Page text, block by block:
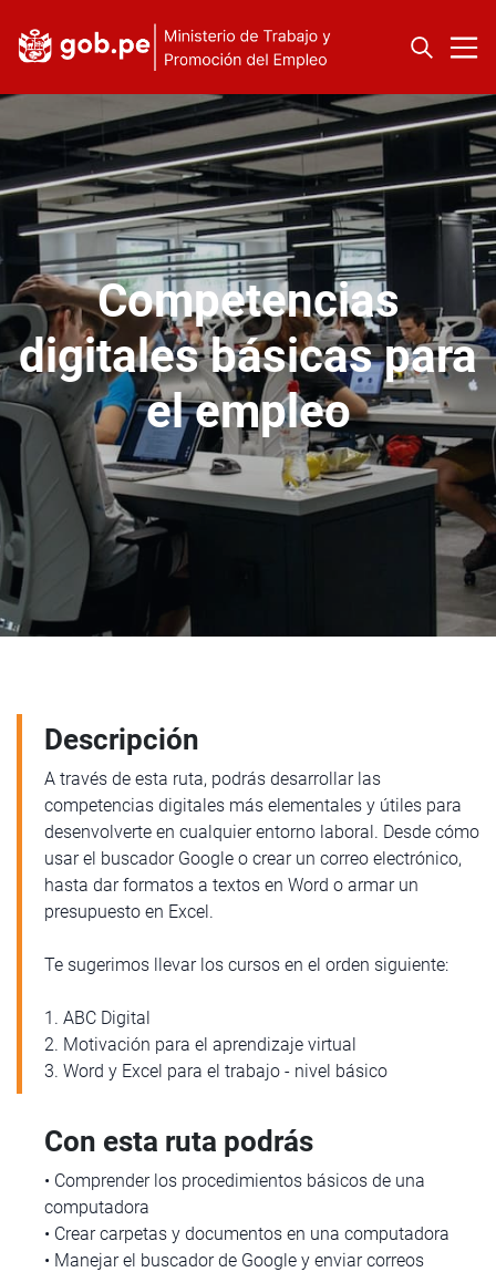
Competencias
digitales básicas para
el empleo
Descripción
A través de esta ruta, podrás desarrollar las
competencias digitales más elementales y útiles para
desenvolverte en cualquier entorno laboral. Desde cómo
usar el buscador Google o crear un correo electrónico,
hasta dar formatos a textos en Word o armar un
presupuesto en Excel.
Te sugerimos llevar los cursos en el orden siguiente:
1. ABC Digital
2. Motivación para el aprendizaje virtual
3. Word y Excel para el trabajo - nivel básico
Con esta ruta podrás
• Comprender los procedimientos básicos de una
computadora
• Crear carpetas y documentos en una computadora
• Manejar el buscador de Google y enviar correos